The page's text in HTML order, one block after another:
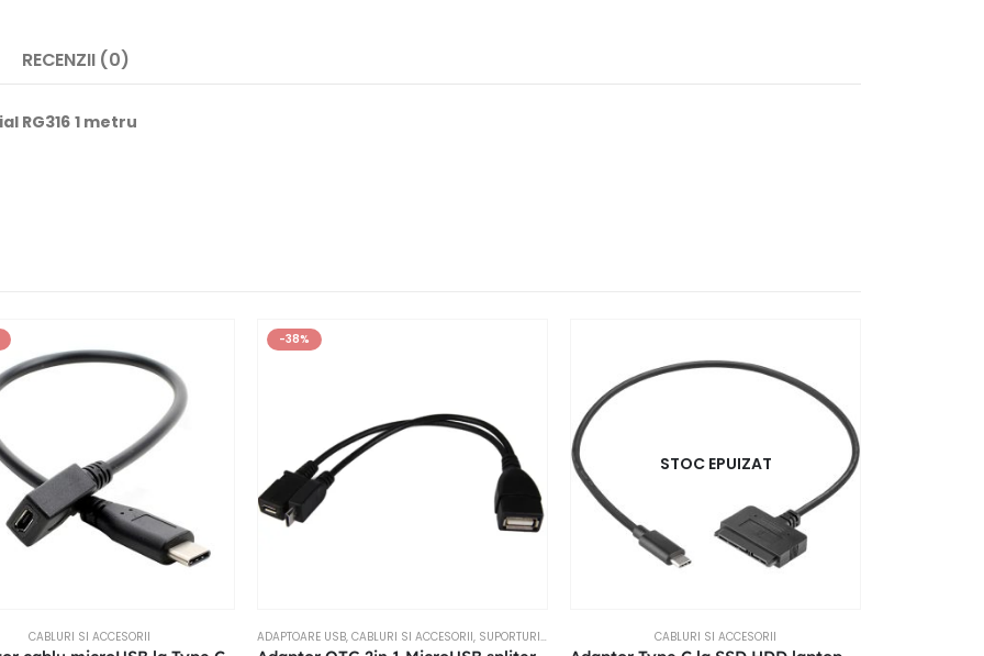
RECENZII (0)
RG316 1 metru
CABLURI SI ACCESORII
-38%
ADAPTOARE USB, CABLURI SI ACCESORII, SUPORTURI SI ACCESORII
STOC EPUIZAT
CABLURI SI ACCESORII